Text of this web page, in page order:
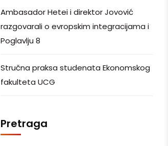
Ambasador Hetei i direktor Jovović
razgovarali o evropskim integracijama i
Poglavlju 8
Stručna praksa studenata Ekonomskog
fakulteta UCG
Pretraga